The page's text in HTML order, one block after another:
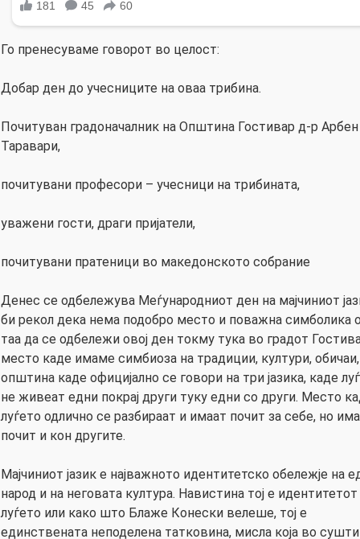
Го пренесуваме говорот во целост:
Добар ден до учесниците на оваа трибина.
Почитуван градоначалник на Општина Гостивар д-р Арбен
Таравари,
почитувани професори – учесници на трибината,
уважени гости, драги пријатели,
почитувани пратеници во македонското собрание
Денес се одбележува Меѓународниот ден на мајчиниот
би рекол дека нема подобро место и поважна симболика
таа да се одбележи овој ден токму тука во градот
место каде имаме симбиоза на традиции, култури, обичаи,
општина каде официјално се говори на три јазика, каде
не живеат едни покрај други туку едни со други. Место
луѓето одлично се разбираат и имаат почит за себе, но
почит и кон другите.
Мајчиниот јазик е најважното идентитетско обележје на
народ и на неговата култура. Навистина тој е идентитетот
луѓето или како што Блаже Конески велеше, тој е
единствената неподелена татковина, мисла која во